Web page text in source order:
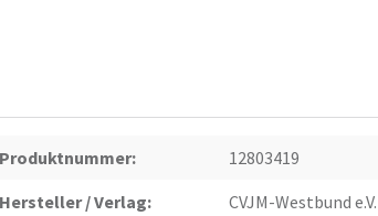
Produktnummer:
12803419
Hersteller / Verlag:
CVJM-Westbund e.V.